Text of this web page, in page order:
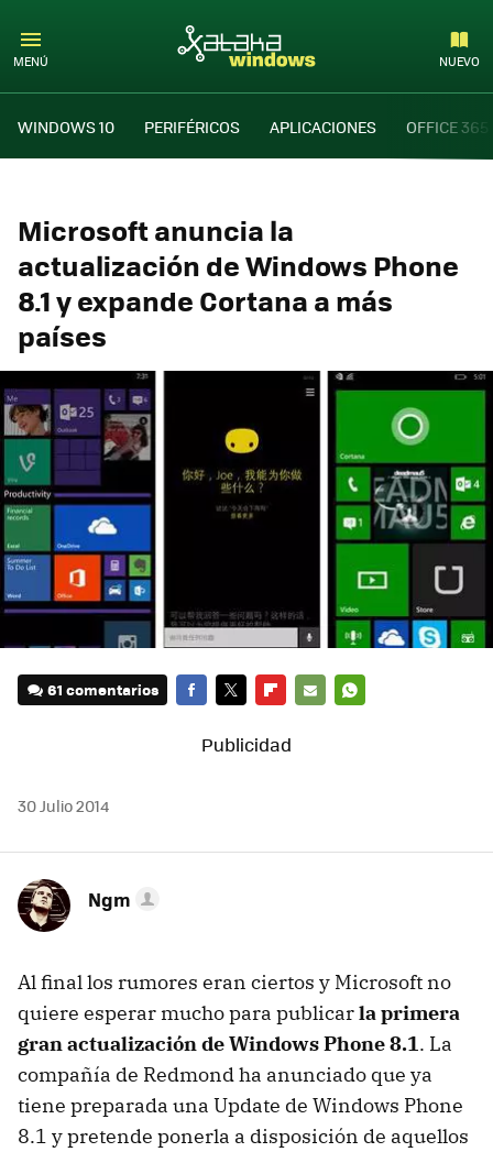
MENÚ NUEVO
WINDOWS 10 PERIFÉRICOS APLICACIONES OFFICE 365
Microsoft anuncia la
actualización de Windows Phone
8.1 y expande Cortana a más
países
61 comentarios
30 Julio 2014
Ngm
Al final los rumores eran ciertos y Microsoft no
quiere esperar mucho para publicarla primera
gran actualización de Windows Phone 8.1. La
compañía de Redmond ha anunciado que ya
tiene preparada una Update de Windows Phone
8.1 y pretende ponerla a disposición de aquellos